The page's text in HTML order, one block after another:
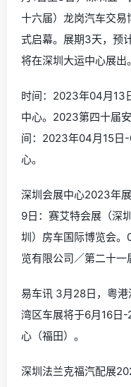
十六届）龙岗汽车交易
式启幕。展期3天，预
将在深圳大运中心展出。
时间：2023年04月13
中心。2023第四十届
间：2023年04月15日
心。
深圳会展中心2023年
9日：赛艾特会展（深
圳）房车国际博览会
览有限公司／第二十一
易车讯 3月28日，粤
湾区车展将于6月16日
心（福田）。
深圳法兰克福汽配展